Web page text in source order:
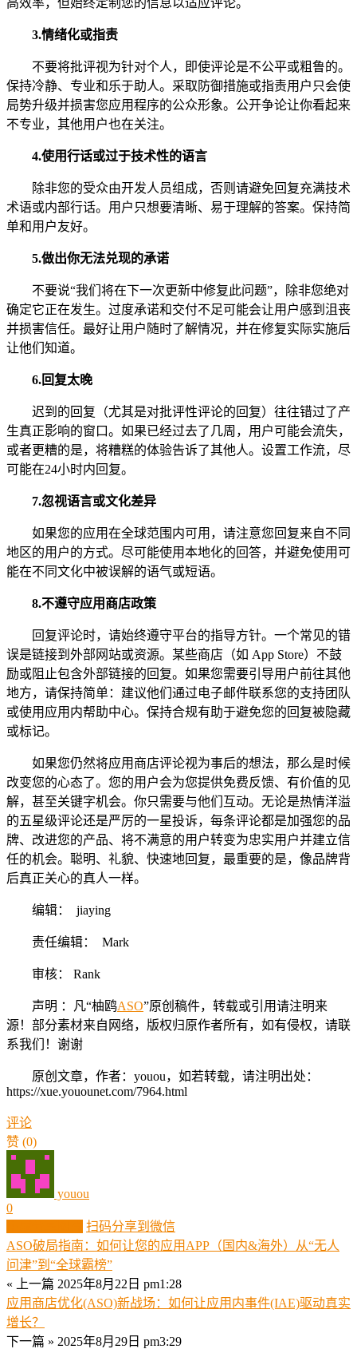
3.情绪化或指责
不要将批评视为针对个人，即使评论是不公平或粗鲁的。
保持冷静、专业和乐于助人。采取防御措施或指责用户只会使
局势升级并损害您应用程序的公众形象。公开争论让你看起来
不专业，其他用户也在关注。
4.使用行话或过于技术性的语言
除非您的受众由开发人员组成，否则请避免回复充满技术
术语或内部行话。用户只想要清晰、易于理解的答案。保持简
单和用户友好。
5.做出你无法兑现的承诺
不要说“我们将在下一次更新中修复此问题”，除非您绝对
确定它正在发生。过度承诺和交付不足可能会让用户感到沮丧
并损害信任。最好让用户随时了解情况，并在修复实际实施后
让他们知道。
6.回复太晚
迟到的回复（尤其是对批评性评论的回复）往往错过了产
生真正影响的窗口。如果已经过去了几周，用户可能会流失，
或者更糟的是，将糟糕的体验告诉了其他人。设置工作流，尽
可能在24小时内回复。
7.忽视语言或文化差异
如果您的应用在全球范围内可用，请注意您回复来自不同
地区的用户的方式。尽可能使用本地化的回答，并避免使用可
能在不同文化中被误解的语气或短语。
8.不遵守应用商店政策
回复评论时，请始终遵守平台的指导方针。一个常见的错
误是链接到外部网站或资源。某些商店（如 App Store）不鼓
励或阻止包含外部链接的回复。如果您需要引导用户前往其他
地方，请保持简单：建议他们通过电子邮件联系您的支持团队
或使用应用内帮助中心。保持合规有助于避免您的回复被隐藏
或标记。
如果您仍然将应用商店评论视为事后的想法，那么是时候
改变您的心态了。您的用户会为您提供免费反馈、有价值的见
解，甚至关键字机会。你只需要与他们互动。无论是热情洋溢
的五星级评论还是严厉的一星投诉，每条评论都是加强您的品
牌、改进您的产品、将不满意的用户转变为忠实用户并建立信
任的机会。聪明、礼貌、快速地回复，最重要的是，像品牌背
后真正关心的真人一样。
编辑： jiaying
责任编辑： Mark
审核： Rank
声明 ：凡“柚鸥ASO”原创稿件，转载或引用请注明来
源！部分素材来自网络，版权归原作者所有，如有侵权，请联
系我们！谢谢
原创文章，作者：youou，如若转载，请注明出处：
https://xue.youounet.com/7964.html
评论
赞 (0)
youou
0
扫码分享到微信
ASO破局指南：如何让您的应用APP（国内&海外）从“无人
问津”到“全球霸榜”
« 上一篇 2025年8月22日 pm1:28
应用商店优化(ASO)新战场：如何让应用内事件(IAE)驱动真实
增长？
下一篇 » 2025年8月29日 pm3:29